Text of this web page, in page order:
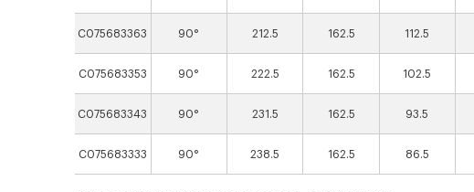
C075683363 90° 212.5 162.5 112.5
C075683353 90° 222.5 162.5 102.5
C075683343 90° 231.5 162.5 93.5
C075683333 90° 238.5 162.5 86.5